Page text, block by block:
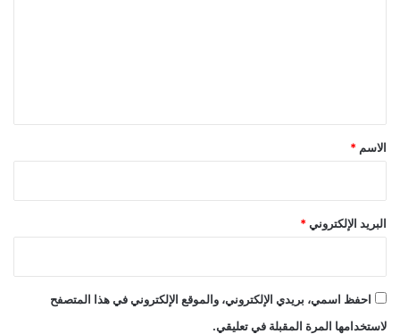
*
الاسم *
البريد الإلكتروني *
احفظ اسمي، بريدي الإلكتروني، والموقع الإلكتروني في هذا المتصفح
لاستخدامها المرة المقبلة في تعليقي.